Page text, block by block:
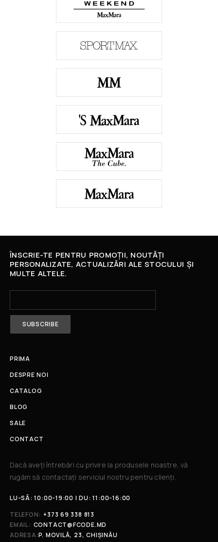
ÎNSCRIE-TE PENTRU PROMOȚII, NOUTĂȚI
PERSONALIZATE, ACTUALIZĂRI ALE STOCULUI ȘI
MULTE ALTELE.
PRIMA
DESPRE NOI
CATALOG
BLOG
SALE
CONTACT
Dacă aveți întrebări cu privire la produsele noastre, vă
rugăm să contactați serviciul nostru pentru clienți.​
LU-SÂ: 10:00-19:00 | DU: 11:00-16:00
TELEFON: +373 69 338 813
EMAIL: CONTACT@FCODE.MD
ADRESA:P. MOVILĂ, 23, CHIȘINĂU